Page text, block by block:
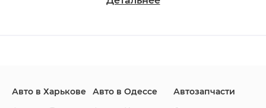
Авто в Харькове
Авто в Одессе
Автозапчасти